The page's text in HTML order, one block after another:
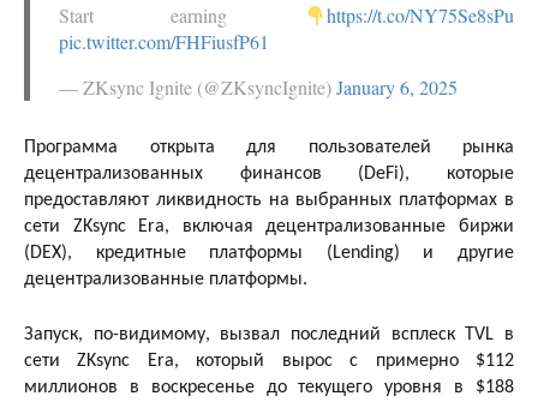
Start earning
https://t.co/NY75Se8sPu
pic.twitter.com/FHFiusfP61
— ZKsync Ignite (@ZKsyncIgnite)January 6, 2025
Программа открыта для пользователей рынка
децентрализованных финансов (DeFi), которые
предоставляют ликвидность на выбранных платформах в
сети ZKsync Era, включая децентрализованные биржи
(DEX), кредитные платформы (Lending) и другие
децентрализованные платформы.
Запуск, по-видимому, вызвал последний всплеск TVL в
сети ZKsync Era, который вырос с примерно $112
миллионов в воскресенье до текущего уровня в $188